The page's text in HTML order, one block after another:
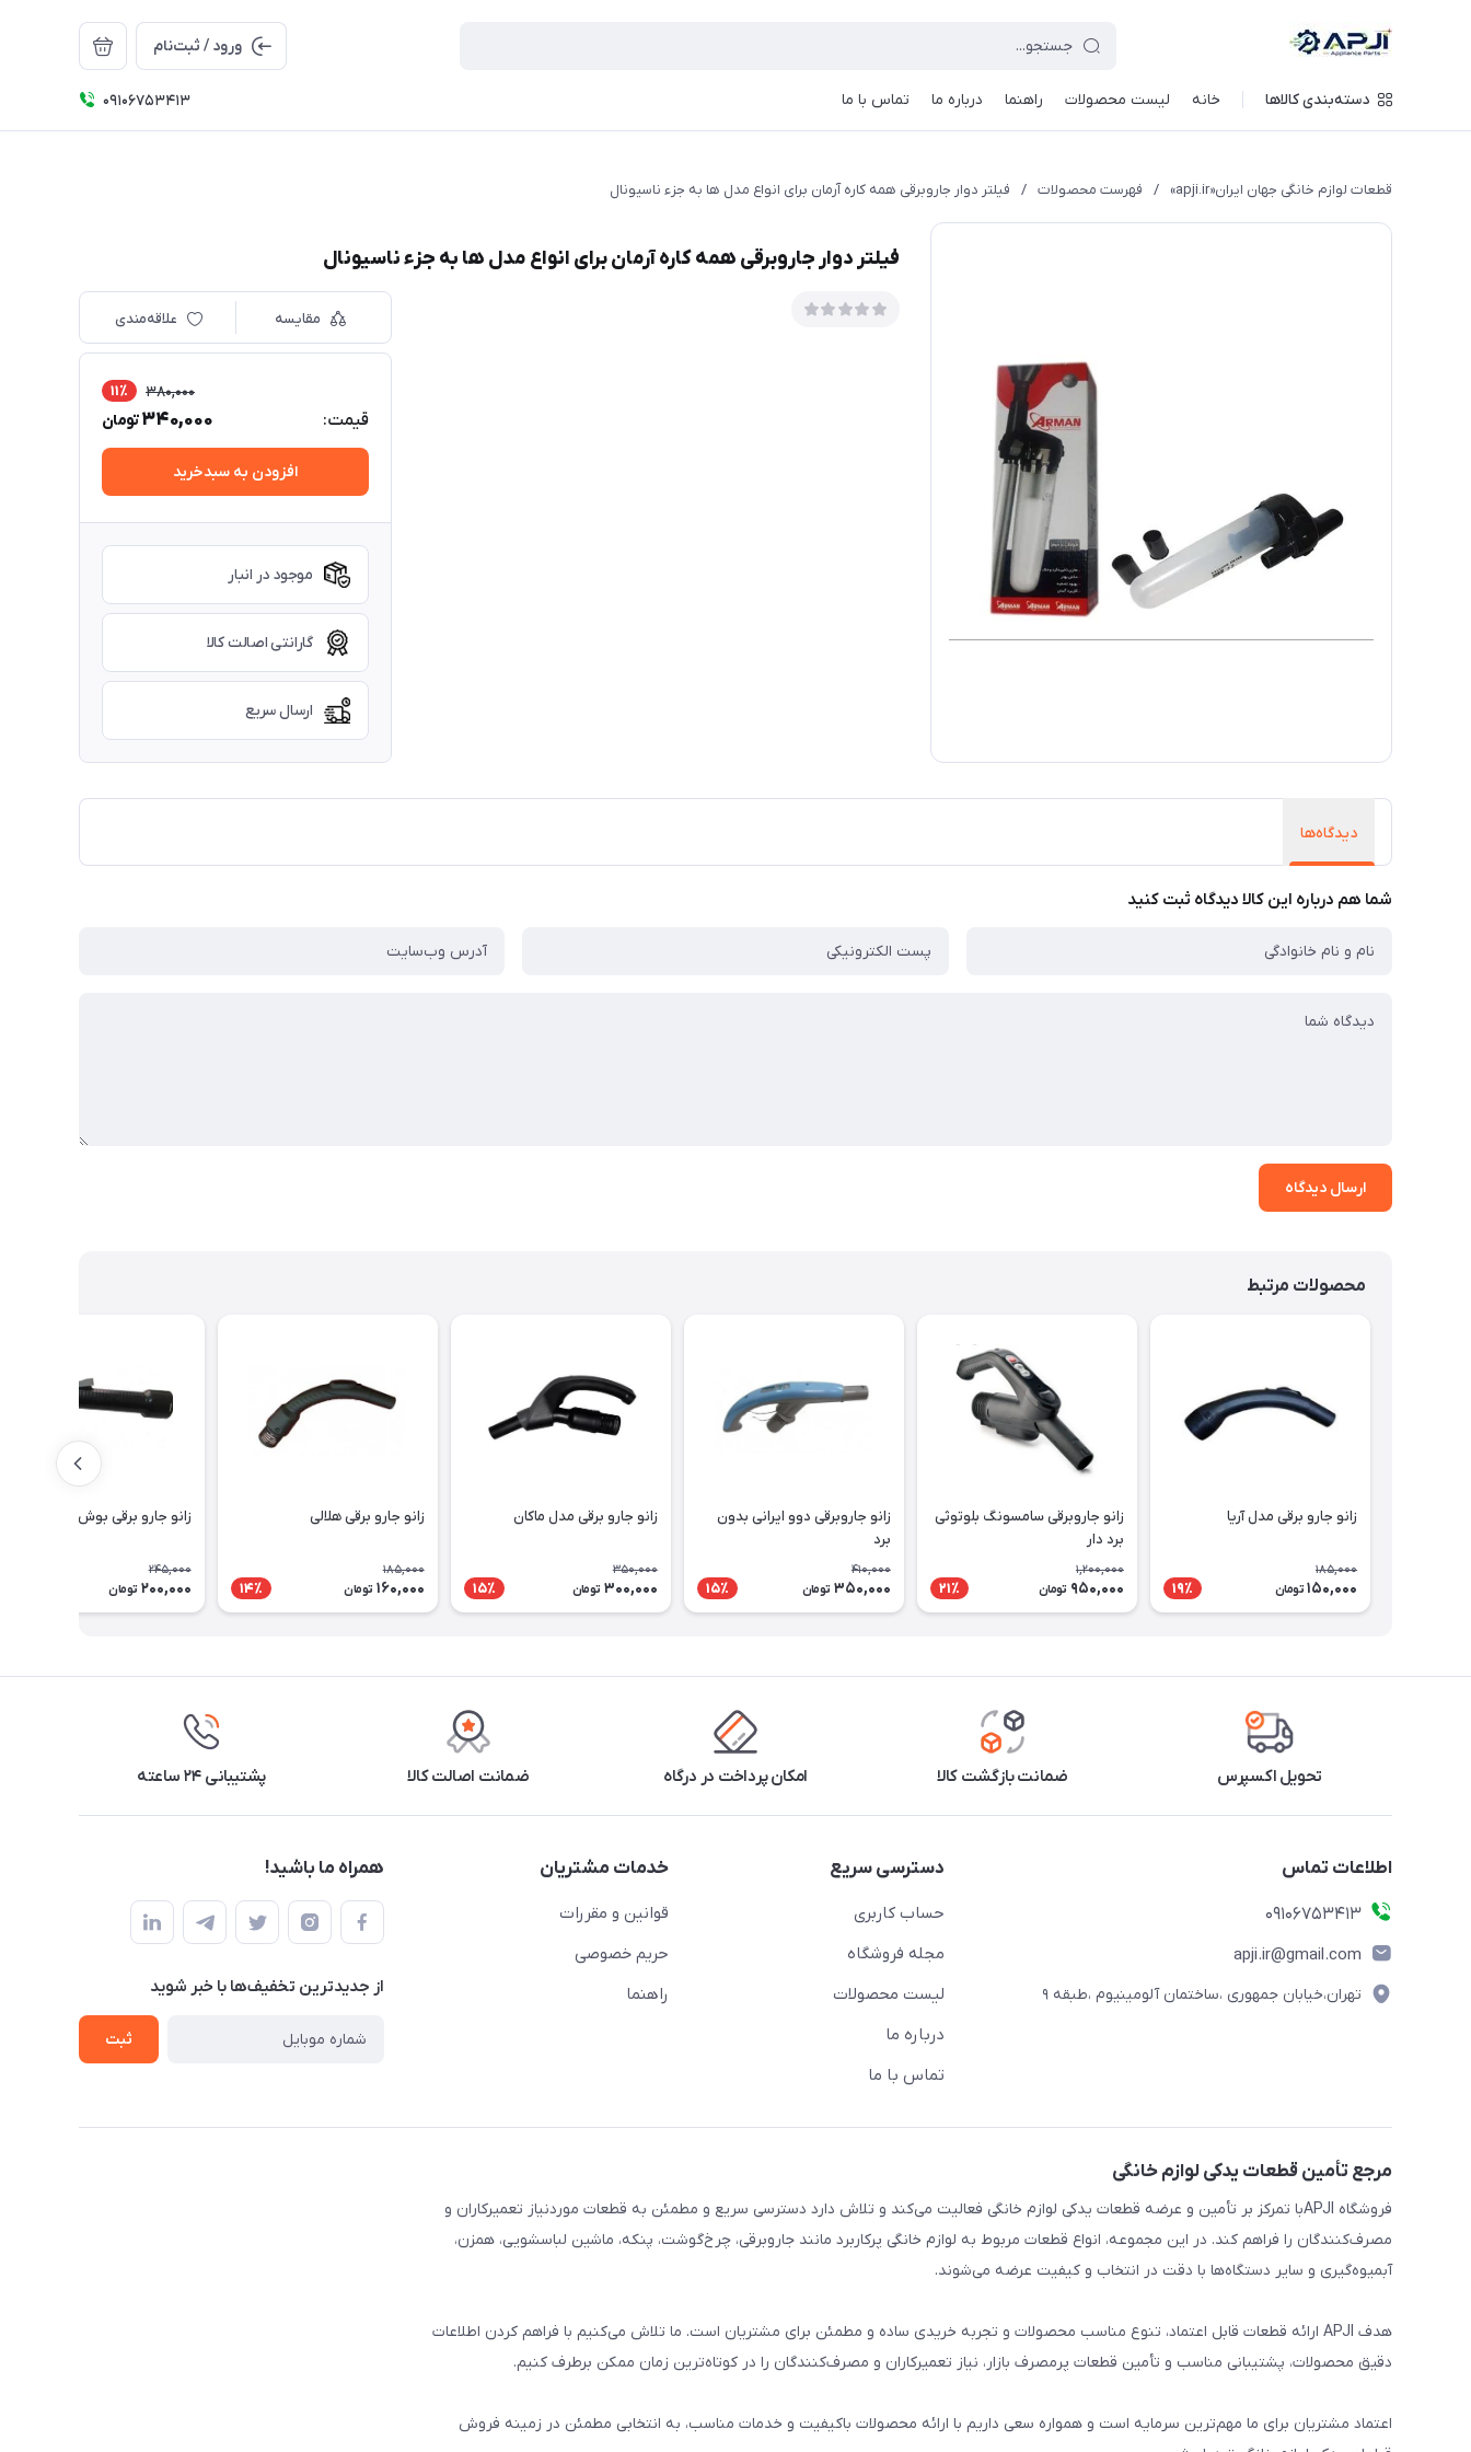
ورود / ثبت‌نام
دسته‌بندی کالاها خانه لیست محصولات راهنما درباره ما تماس با ما 09106753413
قطعات لوازم خانگی جهان ایران«apji.ir» / فهرست محصولات / فیلتر دوار جاروبرقی همه کاره آرمان برای انواع مدل ها به جزء ناسیونال
فیلتر دوار جاروبرقی همه کاره آرمان برای انواع مدل ها به جزء ناسیونال
مقایسه علاقه‌مندی
قیمت:
380,000 11٪
340,000تومان
افزودن به سبدخرید
موجود در انبار
گارانتی اصالت کالا
ارسال سریع
دیدگاه‌ها
شما هم درباره این کالا دیدگاه ثبت کنید
ارسال دیدگاه
محصولات مرتبط
زانو جارو برقی مدل آریا
185,000
150,000 تومان 19٪
زانو جاروبرقی سامسونگ بلوتوثی
برد دار
1,200,000
950,000 تومان 21٪
زانو جاروبرقی دوو ایرانی بدون
برد
410,000
350,000 تومان 15٪
زانو جارو برقی مدل ماکان
350,000
300,000 تومان 15٪
زانو جارو برقی هلالی
185,000
160,000 تومان 14٪
زانو جارو برقی بوش ایران
245,000
200,000 تومان
تحویل اکسپرس ضمانت بازگشت کالا امکان پرداخت در درگاه ضمانت اصالت کالا پشتیبانی ۲۴ ساعته
اطلاعات تماس
09106753413
apji.ir@gmail.com
تهران،خیابان جمهوری ،ساختمان آلومینیوم ،طبقه ۹
دسترسی سریع
حساب کاربری
مجله فروشگاه
لیست محصولات
درباره ما
تماس با ما
خدمات مشتریان
قوانین و مقررات
حریم خصوصی
راهنما
همراه ما باشید!
از جدید‌ترین تخفیف‌ها با‌ خبر شوید
ثبت
مرجع تأمین قطعات یدکی لوازم خانگی
فروشگاه APJIبا تمرکز بر تأمین و عرضه قطعات یدکی لوازم خانگی فعالیت می‌کند و تلاش دارد دسترسی سریع و مطمئن به قطعات موردنیاز تعمیرکاران و
مصرف‌کنندگان را فراهم کند. در این مجموعه، انواع قطعات مربوط به لوازم خانگی پرکاربرد مانند جاروبرقی، چرخ‌گوشت، پنکه، ماشین لباسشویی، همزن،
آبمیوه‌گیری و سایر دستگاه‌ها با دقت در انتخاب و کیفیت عرضه می‌شوند.
هدف APJI ارائه قطعات قابل اعتماد، تنوع مناسب محصولات و تجربه خریدی ساده و مطمئن برای مشتریان است. ما تلاش می‌کنیم با فراهم کردن اطلاعات
دقیق محصولات، پشتیبانی مناسب و تأمین قطعات پرمصرف بازار، نیاز تعمیرکاران و مصرف‌کنندگان را در کوتاه‌ترین زمان ممکن برطرف کنیم.
اعتماد مشتریان برای ما مهم‌ترین سرمایه است و همواره سعی داریم با ارائه محصولات باکیفیت و خدمات مناسب، به انتخابی مطمئن در زمینه فروش